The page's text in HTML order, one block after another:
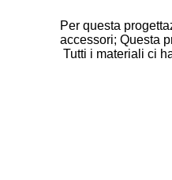
Per questa
accessori; Questa
Tutti i materiali ci